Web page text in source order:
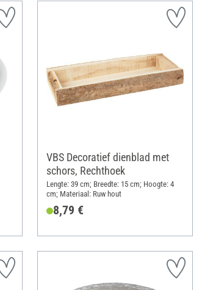
VBS Decoratief dienblad met
schors, Rechthoek
Lengte: 39 cm; Breedte: 15 cm; Hoogte: 4
cm; Materiaal: Ruw hout
8,79 €